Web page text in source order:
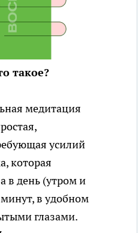
такое?
медитация
усилий
которая
в день (утром и
в удобном
глазами.